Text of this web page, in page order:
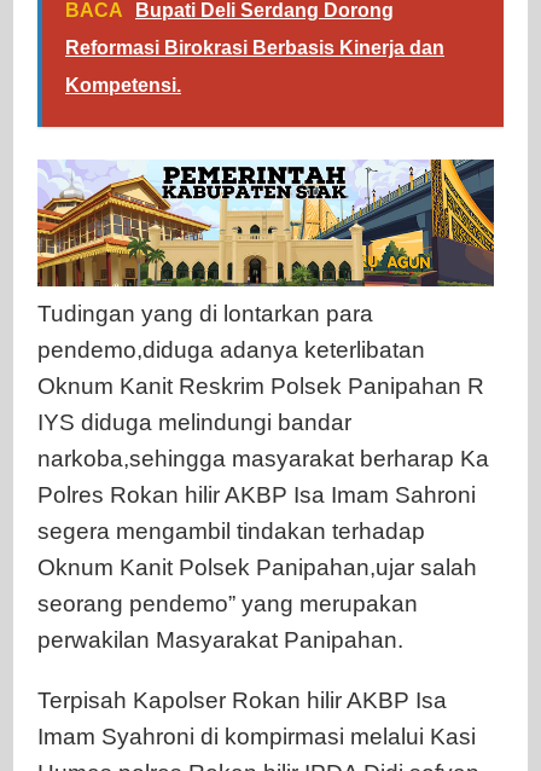
BACA
Bupati Deli Serdang Dorong
Reformasi Birokrasi Berbasis Kinerja dan
Kompetensi.
Tudingan yang di lontarkan para
pendemo,diduga adanya keterlibatan
Oknum Kanit Reskrim Polsek Panipahan R
IYS diduga melindungi bandar
narkoba,sehingga masyarakat berharap Ka
Polres Rokan hilir AKBP Isa Imam Sahroni
segera mengambil tindakan terhadap
Oknum Kanit Polsek Panipahan,ujar salah
seorang pendemo” yang merupakan
perwakilan Masyarakat Panipahan.
Terpisah Kapolser Rokan hilir AKBP Isa
Imam Syahroni di kompirmasi melalui Kasi